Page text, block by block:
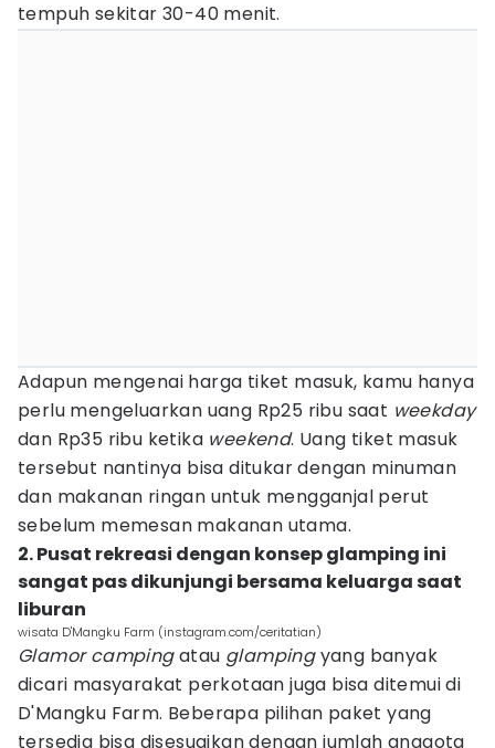
tempuh sekitar 30-40 menit.
Adapun mengenai harga tiket masuk, kamu hanya
perlu mengeluarkan uang Rp25 ribu saat weekday
dan Rp35 ribu ketika weekend. Uang tiket masuk
tersebut nantinya bisa ditukar dengan minuman
dan makanan ringan untuk mengganjal perut
sebelum memesan makanan utama.
2. Pusat rekreasi dengan konsep glamping ini
sangat pas dikunjungi bersama keluarga saat
liburan
wisata D'Mangku Farm (instagram.com/ceritatian)
Glamor campingatau glampingyang banyak
dicari masyarakat perkotaan juga bisa ditemui di
D'Mangku Farm. Beberapa pilihan paket yang
tersedia bisa disesuaikan dengan jumlah anggota